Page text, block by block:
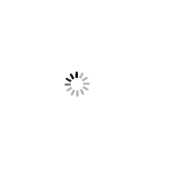
59,00 €.41,30 €.